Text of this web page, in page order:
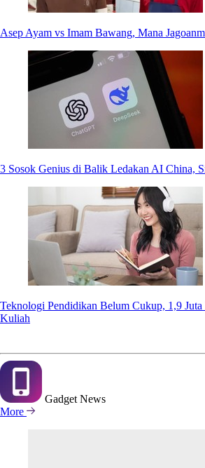
Asep Ayam vs Imam Bawang, Mana
3 Sosok Genius di Balik Ledakan AI China,
Teknologi Pendidikan Belum Cukup, 1,9
Kuliah
Gadget News
More